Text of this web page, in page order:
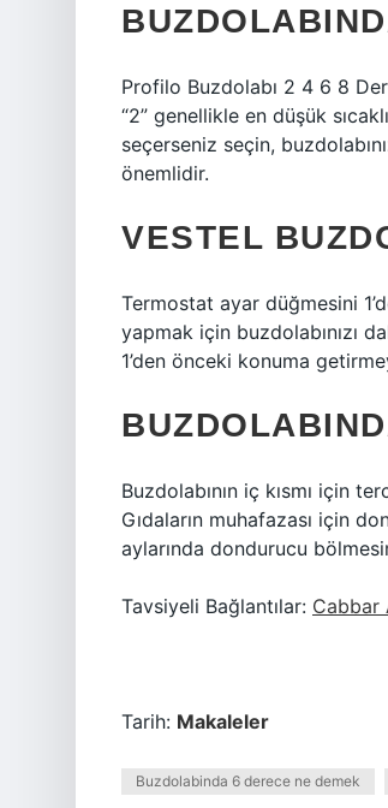
Profilo Buzdolabı 2 4 6 8
“2” genellikle en düşük
seçerseniz seçin,
önemlidir.
VESTEL
Termostat ayar düğmesini
yapmak için buzdolabınızı
1’den önceki konuma
Buzdolabının iç kısmı için
Gıdaların muhafazası için
aylarında dondurucu
Tavsiyeli Bağlantılar: Cabbar
Tarih: Makaleler
Buzdolabinda 6 derece ne demek